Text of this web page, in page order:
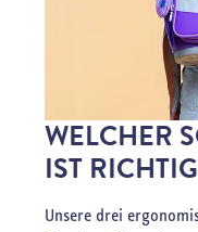
WELCHER
IST
Unsere drei